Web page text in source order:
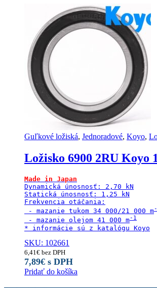
Guľkové ložiská, Jednoradové, Koyo,
Ložisko 6900 2RU Koyo
Made in Japan
Dynamická únosnosť: 2,70 kN
Statická únosnosť: 1,25 kN
Frekvencia otáčania:
- mazanie tukom 34 000/21 000 m
- mazanie olejom 41 000 m
* informácie sú z katalógu Koyo
SKU: 102661
6,41 € bez DPH
7,89€ s DPH
Pridať do košíka